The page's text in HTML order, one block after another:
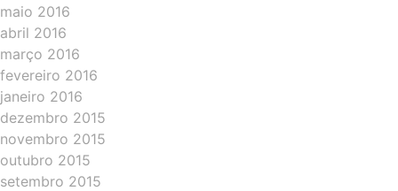
maio 2016
abril 2016
março 2016
fevereiro 2016
janeiro 2016
dezembro 2015
novembro 2015
outubro 2015
setembro 2015